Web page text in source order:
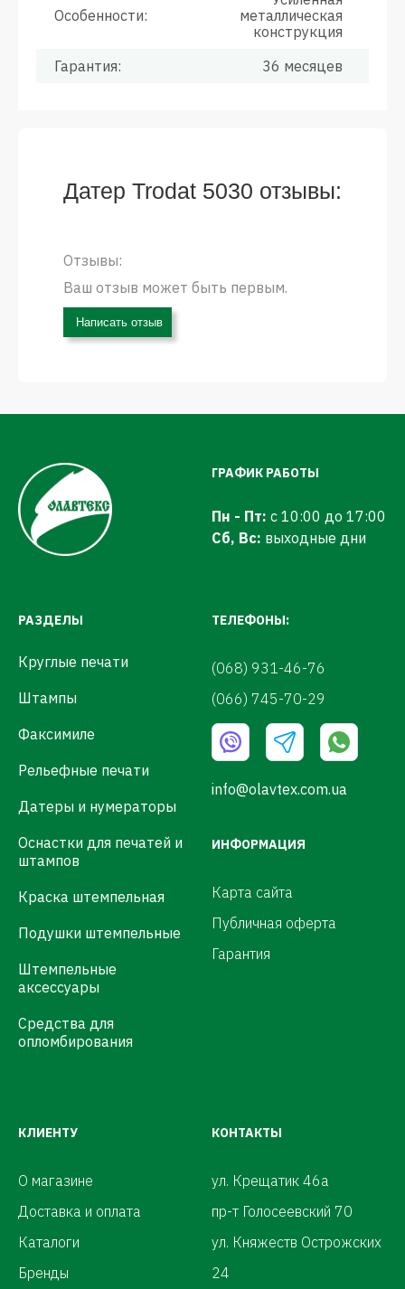
Особенности:
металлическая
конструкция
Гарантия:
36 месяцев
Датер Trodat 5030 отзывы:
Отзывы:
Ваш отзыв может быть первым.
Написать отзыв
ГРАФИК РАБОТЫ
Пн - Пт: с 10:00 до 17:00
Сб, Вс: выходные дни
РАЗДЕЛЫ
Круглые печати
Штампы
Факсимиле
Рельефные печати
Датеры и нумераторы
Оснастки для печатей и
штампов
Краска штемпельная
Подушки штемпельные
Штемпельные
аксессуары
Средства для
опломбирования
ТЕЛЕФОНЫ:
(068) 931-46-76
(066) 745-70-29
info@olavtex.com.ua
ИНФОРМАЦИЯ
Карта сайта
Публичная оферта
Гарантия
КЛИЕНТУ
О магазине
Доставка и оплата
Каталоги
Бренды
КОНТАКТЫ
ул. Крещатик 46а
пр-т Голосеевский 70
ул. Княжеств Острожских
24